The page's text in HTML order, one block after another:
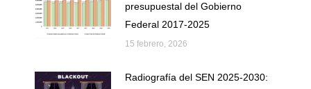
presupuestal del Gobierno
Federal 2017-2025
15 febrero, 2026
Radiografía del SEN 2025-2030: